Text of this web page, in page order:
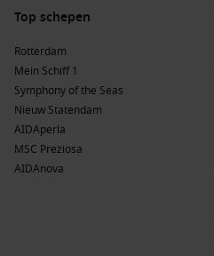
Top schepen
Rotterdam
Mein Schiff 1
Symphony of the Seas
Nieuw Statendam
AIDAperla
MSC Preziosa
AIDAnova